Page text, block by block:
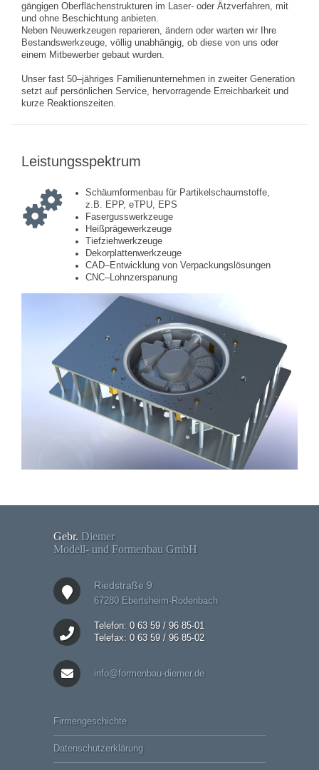
gängigen Oberflächenstrukturen im Laser- oder Ätzverfahren, mit
und ohne Beschichtung anbieten.
Neben Neuwerkzeugen reparieren, ändern oder warten wir Ihre
Bestandswerkzeuge, völlig unabhängig, ob diese von uns oder
einem Mitbewerber gebaut wurden.
Unser fast 50–jähriges Familienunternehmen in zweiter Generation
setzt auf persönlichen Service, hervorragende Erreichbarkeit und
kurze Reaktionszeiten.
Leistungsspektrum
Schäumformenbau für Partikelschaumstoffe,
z.B. EPP, eTPU, EPS
Fasergusswerkzeuge
Heißprägewerkzeuge
Tiefziehwerkzeuge
Dekorplattenwerkzeuge
CAD–Entwicklung von Verpackungslösungen
CNC–Lohnzerspanung
Gebr. Diemer
Modell- und Formenbau GmbH
Riedstraße 9
67280 Ebertsheim-Rodenbach
Telefon: 0 63 59 / 96 85-01
Telefax: 0 63 59 / 96 85-02
info@formenbau-diemer.de
Firmengeschichte
Datenschutzerklärung